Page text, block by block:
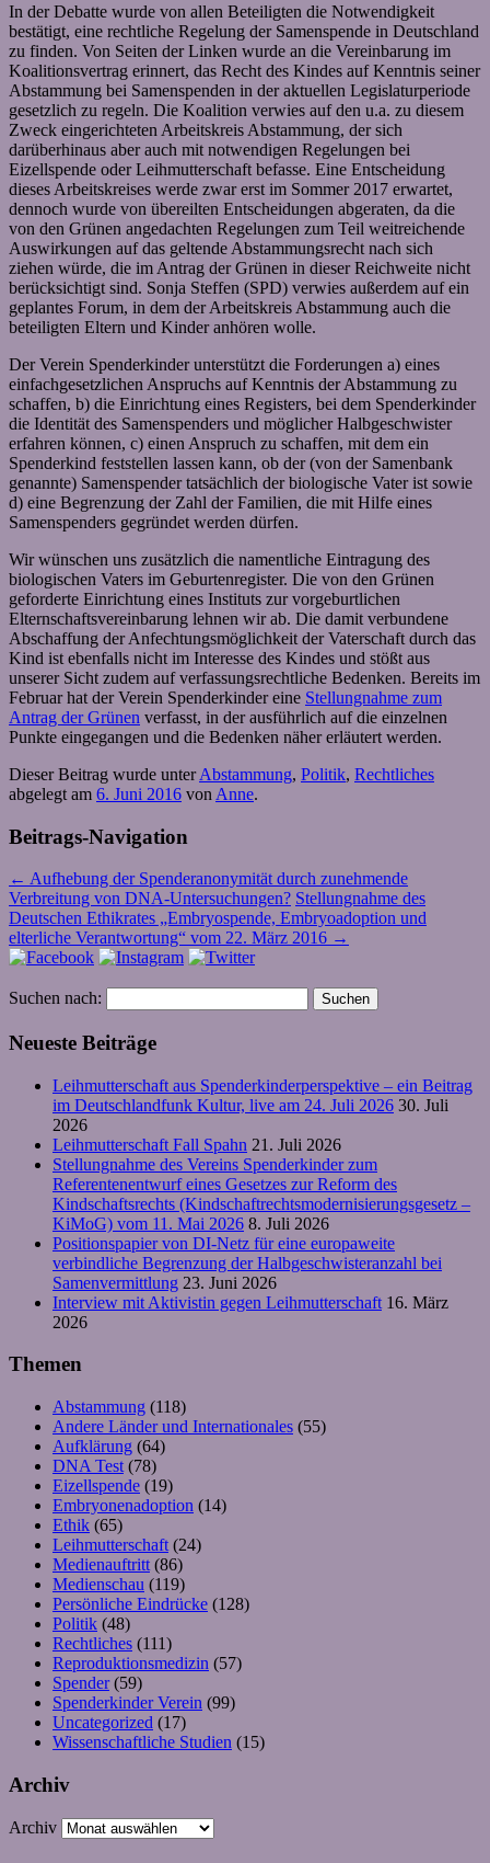
In der Debatte wurde von allen Beteiligten die Notwendigkeit
bestätigt, eine rechtliche Regelung der Samenspende in Deutschland
zu finden. Von Seiten der Linken wurde an die Vereinbarung im
Koalitionsvertrag erinnert, das Recht des Kindes auf Kenntnis seiner
Abstammung bei Samenspenden in der aktuellen Legislaturperiode
gesetzlich zu regeln. Die Koalition verwies auf den u.a. zu diesem
Zweck eingerichteten Arbeitskreis Abstammung, der sich
darüberhinaus aber auch mit notwendigen Regelungen bei
Eizellspende oder Leihmutterschaft befasse. Eine Entscheidung
dieses Arbeitskreises werde zwar erst im Sommer 2017 erwartet,
dennoch wurde von übereilten Entscheidungen abgeraten, da die
von den Grünen angedachten Regelungen zum Teil weitreichende
Auswirkungen auf das geltende Abstammungsrecht nach sich
ziehen würde, die im Antrag der Grünen in dieser Reichweite nicht
berücksichtigt sind. Sonja Steffen (SPD) verwies außerdem auf ein
geplantes Forum, in dem der Arbeitskreis Abstammung auch die
beteiligten Eltern und Kinder anhören wolle.
Der Verein Spenderkinder unterstützt die Forderungen a) eines
einfachgesetzlichen Anspruchs auf Kenntnis der Abstammung zu
schaffen, b) die Einrichtung eines Registers, bei dem Spenderkinder
die Identität des Samenspenders und möglicher Halbgeschwister
erfahren können, c) einen Anspruch zu schaffen, mit dem ein
Spenderkind feststellen lassen kann, ob der (von der Samenbank
genannte) Samenspender tatsächlich der biologische Vater ist sowie
d) eine Begrenzung der Zahl der Familien, die mit Hilfe eines
Samenspenders gegründet werden dürfen.
Wir wünschen uns zusätzlich die namentliche Eintragung des
biologischen Vaters im Geburtenregister. Die von den Grünen
geforderte Einrichtung eines Instituts zur vorgeburtlichen
Elternschaftsvereinbarung lehnen wir ab. Die damit verbundene
Abschaffung der Anfechtungsmöglichkeit der Vaterschaft durch das
Kind ist ebenfalls nicht im Interesse des Kindes und stößt aus
unserer Sicht zudem auf verfassungsrechtliche Bedenken. Bereits im
Februar hat der Verein Spenderkinder eine Stellungnahme zum
Antrag der Grünen verfasst, in der ausführlich auf die einzelnen
Punkte eingegangen und die Bedenken näher erläutert werden.
Dieser Beitrag wurde unterAbstammung, Politik, Rechtliches
abgelegt am 6. Juni 2016 von Anne.
Beitrags-Navigation
← Aufhebung der Spenderanonymität durch zunehmende
Verbreitung von DNA-Untersuchungen? Stellungnahme des
Deutschen Ethikrates „Embryospende, Embryoadoption und
elterliche Verantwortung“ vom 22. März 2016 →
Suchen nach:
Neueste Beiträge
Leihmutterschaft aus Spenderkinderperspektive – ein Beitrag
im Deutschlandfunk Kultur, live am 24. Juli 2026 30. Juli
2026
Leihmutterschaft Fall Spahn 21. Juli 2026
Stellungnahme des Vereins Spenderkinder zum
Referentenentwurf eines Gesetzes zur Reform des
Kindschaftsrechts (Kindschaftrechtsmodernisierungsgesetz –
KiMoG) vom 11. Mai 2026 8. Juli 2026
Positionspapier von DI-Netz für eine europaweite
verbindliche Begrenzung der Halbgeschwisteranzahl bei
Samenvermittlung 23. Juni 2026
Interview mit Aktivistin gegen Leihmutterschaft 16. März
2026
Themen
Abstammung (118)
Andere Länder und Internationales (55)
Aufklärung (64)
DNA Test (78)
Eizellspende (19)
Embryonenadoption (14)
Ethik (65)
Leihmutterschaft (24)
Medienauftritt (86)
Medienschau (119)
Persönliche Eindrücke (128)
Politik (48)
Rechtliches (111)
Reproduktionsmedizin (57)
Spender(59)
Spenderkinder Verein (99)
Uncategorized (17)
Wissenschaftliche Studien (15)
Archiv
Archiv